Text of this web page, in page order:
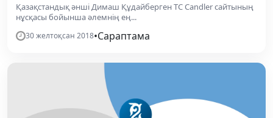
Қазақстандық әнші Димаш Құдайберген TC Candler сайтының
нұсқасы бойынша әлемнің ең...
30 желтоқсан 2018•Сараптама